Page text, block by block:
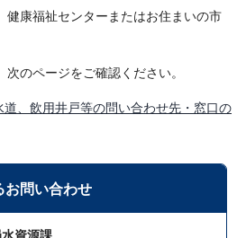
健康福祉センターまたはお住まいの市
のページをご確認ください。
、飲用井戸等の問い合わせ先・窓口の
お問い合わせ